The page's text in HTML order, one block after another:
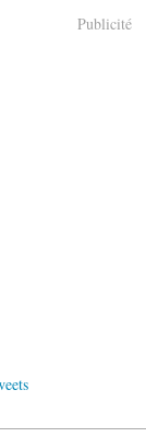
Publicité